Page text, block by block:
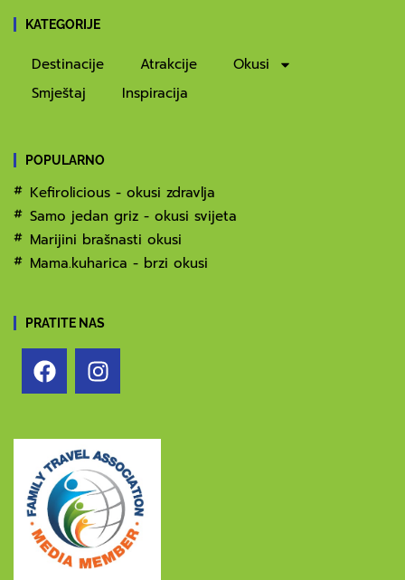
KATEGORIJE
Destinacije Atrakcije
Okusi
Smještaj
Inspiracija
POPULARNO
Kefirolicious - okusi zdravlja
Samo jedan griz - okusi svijeta
Marijini brašnasti okusi
Mama.kuharica - brzi okusi
PRATITE NAS